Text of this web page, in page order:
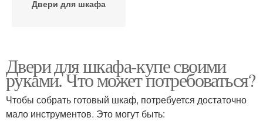
Двери для шкафа
Двери для шкафа-купе своими
руками. Что может потребоваться?
Чтобы собрать готовый шкаф, потребуется достаточно
мало инструментов. Это могут быть: